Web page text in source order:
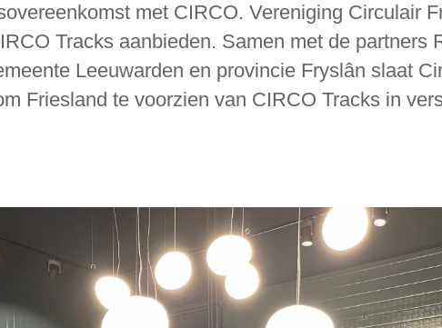
met CIRCO. Vereniging Circulair
Tracks aanbieden. Samen met de partners
Leeuwarden en provincie Fryslân slaat
Friesland te voorzien van CIRCO Tracks in